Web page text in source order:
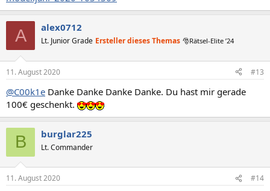
A alex0712
Lt. Junior Grade Ersteller dieses Themas 🎅Rätsel-Elite ’24
11. August 2020 #13
@C00k1e Danke Danke Danke Danke. Du hast mir gerade
100€ geschenkt.
B burglar225
Lt. Commander
11. August 2020 #14